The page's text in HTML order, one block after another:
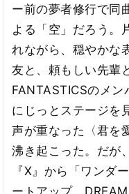
ー前の夢者修行で同
よる「空」だろう。
れながら、穏やかな
友と、頼もしい先輩
FANTASTICSのメン
にじっとステージを
声が重なった〈君を
沸き起こった。だが
『X』から「ワンダ